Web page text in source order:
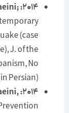
2014:
for temporary
(case
J. of the
urbanism, No
106 (in Persian)
2014:
Naeini,
Prevention